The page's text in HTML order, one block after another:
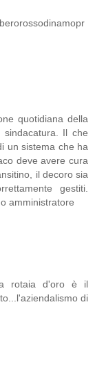
quotidiana della
Il che
un sistema che ha
deve avere cura
il decoro sia
gestiti.
amministratore
rotaia d'oro è il
di